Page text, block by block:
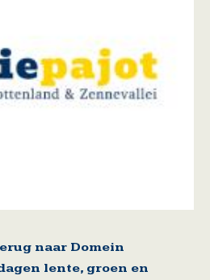
naar Domein
lente, groen en